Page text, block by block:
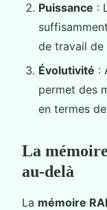
Puissance :
de travail
Évolutivité :
permet des
en termes de
La
au-delà
La mémoire